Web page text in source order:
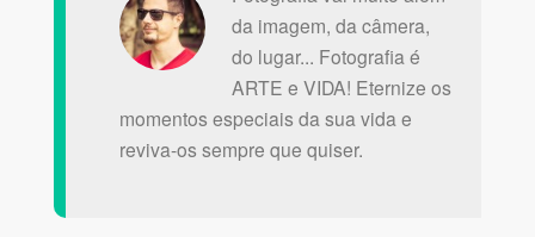
da imagem, da câmera,
do lugar... Fotografia é
ARTE e VIDA! Eternize os
momentos especiais da sua vida e
reviva-os sempre que quiser.